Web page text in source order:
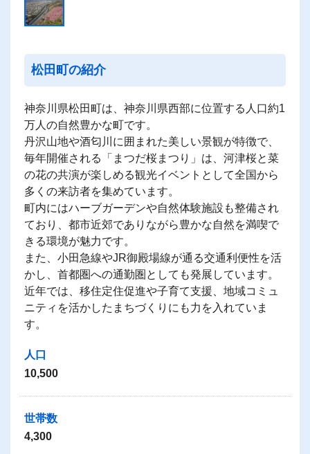
松田町の紹介
神奈川県松田町は、神奈川県西部に位置する人口約1
万人の自然豊かな町です。
丹沢山地や酒匂川に囲まれた美しい景観が特徴で、
毎年開催される「まつだ桜まつり」は、河津桜と菜
の花の共演が楽しめる観光イベントとして全国から
多くの来訪者を集めています。
町内にはハーブガーデンや自然体験施設も整備され
ており、都市近郊でありながら豊かな自然を満喫で
きる環境が魅力です。
また、小田急線やJR御殿場線が通る交通利便性を活
かし、首都圏への通勤圏としても発展しています。
近年では、移住定住促進や子育て支援、地域コミュ
ニティを活かしたまちづくりにも力を入れていま
す。
人口
10,500
世帯数
4,300